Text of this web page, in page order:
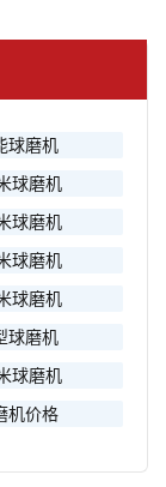
球磨机
球磨机
球磨机
球磨机
球磨机
球磨机
球磨机
机价格